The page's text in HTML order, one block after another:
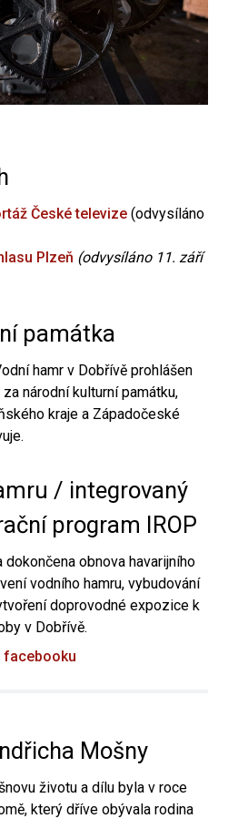
České televize (odvysíláno
Plzeň (odvysíláno 11. září
památka
hamr v Dobřívě prohlášen
národní kulturní památku,
kraje a Západočeské
/ integrovaný
program IROP
obnova havarijního
vodního hamru, vybudování
doprovodné expozice k
v Dobřívě.
facebooku
Mošny
životu a dílu byla v roce
který dříve obývala rodina